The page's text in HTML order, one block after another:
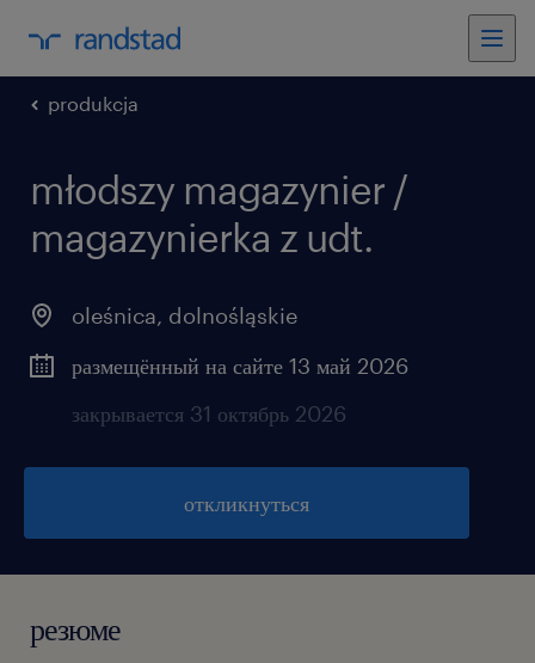
produkcja
młodszy magazynier /
magazynierka z udt.
oleśnica, dolnośląskie
размещённый на сайте 13 май 2026
закрывается 31 октябрь 2026
откликнуться
резюме